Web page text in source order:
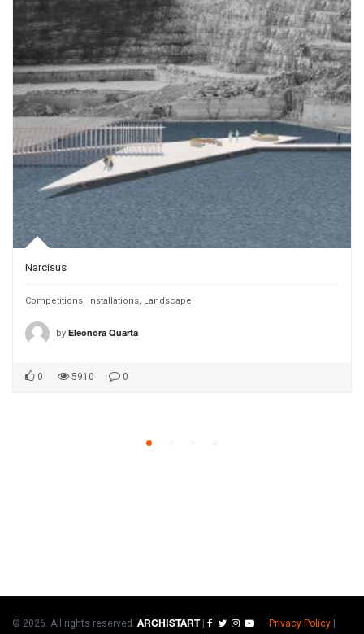
Narcisus
Competitions, Installations, Landscape
by Eleonora Quarta
0 5910 0
© 2026. All rights reserved. ARCHISTART| Privacy Policy